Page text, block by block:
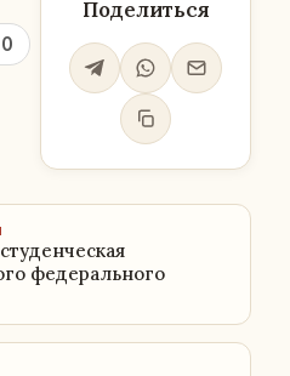
0
Поделиться
федерального